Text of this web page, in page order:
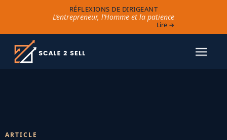
RÉFLEXIONS DE DIRIGEANT
L’entrepreneur, l’Homme et la patience
Lire →
ARTICLE